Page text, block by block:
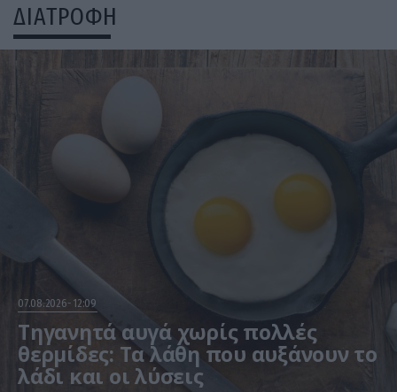
ΔΙΑΤΡΟΦΗ
07.08.2026 12:09
Τηγανητά αυγά χωρίς πολλές
θερμίδες: Τα λάθη που αυξάνουν το
λάδι και οι λύσεις